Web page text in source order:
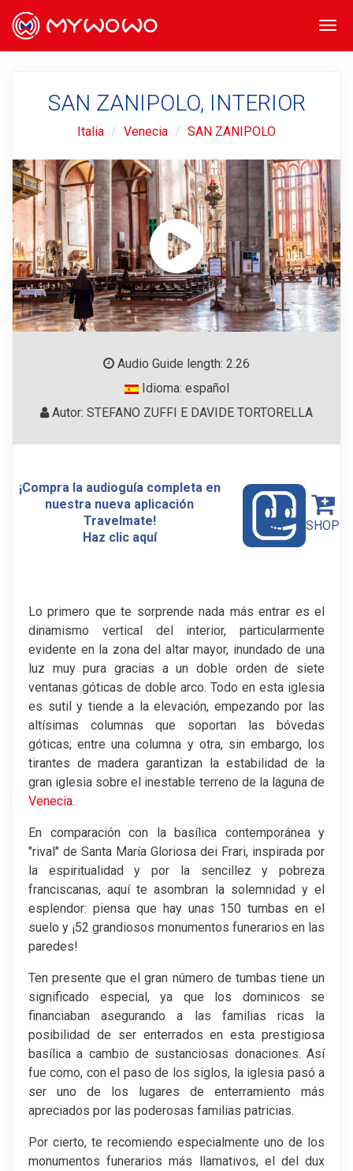
SAN ZANIPOLO, INTERIOR
Italia Venecia SAN ZANIPOLO
Audio Guide length: 2.26
Idioma: español
Autor: STEFANO ZUFFI E DAVIDE TORTORELLA
¡Compra la audioguía completa en
nuestra nueva aplicación
Travelmate!
Haz clic aquí
SHOP
Lo primero que te sorprende nada más entrar es el
dinamismo vertical del interior, particularmente
evidente en la zona del altar mayor, inundado de una
luz muy pura gracias a un doble orden de siete
ventanas góticas de doble arco. Todo en esta iglesia
es sutil y tiende a la elevación, empezando por las
altísimas columnas que soportan las bóvedas
góticas; entre una columna y otra, sin embargo, los
tirantes de madera garantizan la estabilidad de la
gran iglesia sobre el inestable terreno de la laguna de
Venecia.
En comparación con la basílica contemporánea y
"rival" de Santa María Gloriosa dei Frari, inspirada por
la espiritualidad y por la sencillez y pobreza
franciscanas, aquí te asombran la solemnidad y el
esplendor: piensa que hay unas 150 tumbas en el
suelo y ¡52 grandiosos monumentos funerarios en las
paredes!
Ten presente que el gran número de tumbas tiene un
significado especial, ya que los dominicos se
financiaban asegurando a las familias ricas la
posibilidad de ser enterrados en esta prestigiosa
basílica a cambio de sustanciosas donaciones. Así
fue como, con el paso de los siglos, la iglesia pasó a
ser uno de los lugares de enterramiento más
apreciados por las poderosas familias patricias.
Por cierto, te recomiendo especialmente uno de los
monumentos funerarios más llamativos, el del dux